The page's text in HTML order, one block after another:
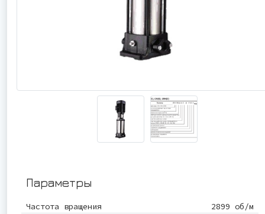
Параметры
Частота вращения
2899 об/м